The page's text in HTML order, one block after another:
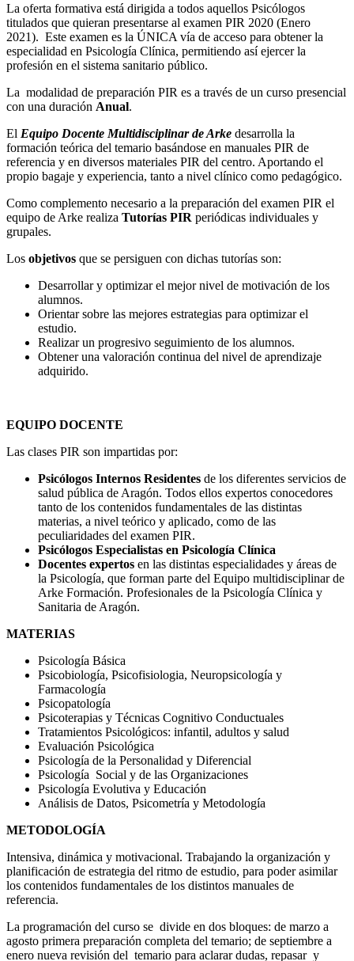
La oferta formativa está dirigida a todos aquellos Psicólogos
titulados que quieran presentarse al examen PIR 2020 (Enero
2021). Este examen es la ÚNICA vía de acceso para obtener la
especialidad en Psicología Clínica, permitiendo así ejercer la
profesión en el sistema sanitario público.
La modalidad de preparación PIR es a través de un curso presencial
con una duración Anual.
El Equipo Docente Multidisciplinar de Arke desarrolla la
formación teórica del temario basándose en manuales PIR de
referencia y en diversos materiales PIR del centro. Aportando el
propio bagaje y experiencia, tanto a nivel clínico como pedagógico.
Como complemento necesario a la preparación del examen PIR el
equipo de Arke realiza Tutorías PIR periódicas individuales y
grupales.
Los objetivos que se persiguen con dichas tutorías son:
Desarrollar y optimizar el mejor nivel de motivación de los
alumnos.
Orientar sobre las mejores estrategias para optimizar el
estudio.
Realizar un progresivo seguimiento de los alumnos.
Obtener una valoración continua del nivel de aprendizaje
adquirido.
EQUIPO DOCENTE
Las clases PIR son impartidas por:
Psicólogos Internos Residentes de los diferentes servicios de
salud pública de Aragón. Todos ellos expertos conocedores
tanto de los contenidos fundamentales de las distintas
materias, a nivel teórico y aplicado, como de las
peculiaridades del examen PIR.
Psicólogos Especialistas en Psicología Clínica
Docentes expertos en las distintas especialidades y áreas de
la Psicología, que forman parte del Equipo multidisciplinar de
Arke Formación. Profesionales de la Psicología Clínica y
Sanitaria de Aragón.
MATERIAS
Psicología Básica
Psicobiología, Psicofisiologia, Neuropsicología y
Farmacología
Psicopatología
Psicoterapias y Técnicas Cognitivo Conductuales
Tratamientos Psicológicos: infantil, adultos y salud
Evaluación Psicológica
Psicología de la Personalidad y Diferencial
Psicología Social y de las Organizaciones
Psicología Evolutiva y Educación
Análisis de Datos, Psicometría y Metodología
METODOLOGÍA
Intensiva, dinámica y motivacional. Trabajando la organización y
planificación de estrategia del ritmo de estudio, para poder asimilar
los contenidos fundamentales de los distintos manuales de
referencia.
La programación del curso se divide en dos bloques: de marzo a
agosto primera preparación completa del temario; de septiembre a
enero nueva revisión del temario para aclarar dudas, repasar y